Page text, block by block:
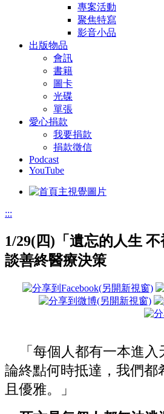
專案活動
聚焦特寫
影音小品
出版物品
會訊
書籍
圖卡
光碟
單張
愛心捐款
我要捐款
捐款徵信
Podcast
YouTube
:::
1/29(四)「遺忘的人生 不
談善終醫療決策
「每個人都有一本進入
論終點何時抵達，我們都
且優雅。」